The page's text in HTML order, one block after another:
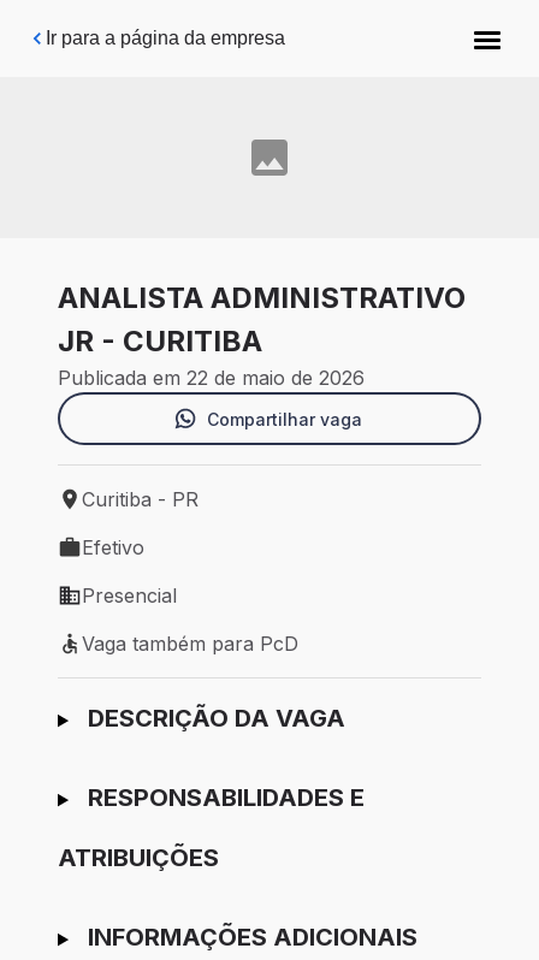
Pular para o conteúdo principal
Ir para a página da empresa
ANALISTA ADMINISTRATIVO
JR - CURITIBA
Publicada em 22 de maio de 2026
Compartilhar vaga
Local de trabalho: Curitiba - PR
Curitiba - PR
Tipo de vaga: Efetivo
Efetivo
Modelo de trabalho: Presencial
Presencial
Vaga também para PcD
Vaga também para PcD
Ir para candidatura
DESCRIÇÃO DA VAGA
RESPONSABILIDADES E
ATRIBUIÇÕES
INFORMAÇÕES ADICIONAIS